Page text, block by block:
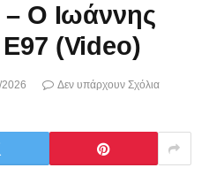
– O Ιωάννης
(Video)
Δεν υπάρχουν Σχόλια